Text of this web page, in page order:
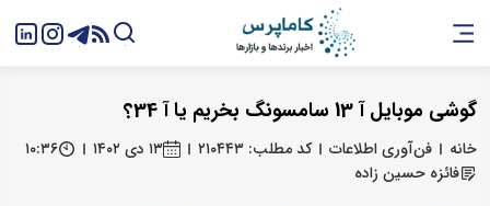
گوشی موبایل آ 13 سامسونگ بخریم یا آ 34؟
خانه فن‌آوری اطلاعات کد مطلب: ۲۱۰۴۴۳ ۱۳ دی ۱۴۰۲
۱۰:۳۶
فائزه حسین زاده